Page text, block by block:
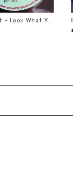
- Look What Yo
7-21817】